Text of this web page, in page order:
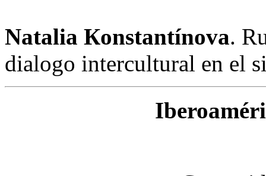
Natalia Кonstantínova.
dialogo intercultural en el